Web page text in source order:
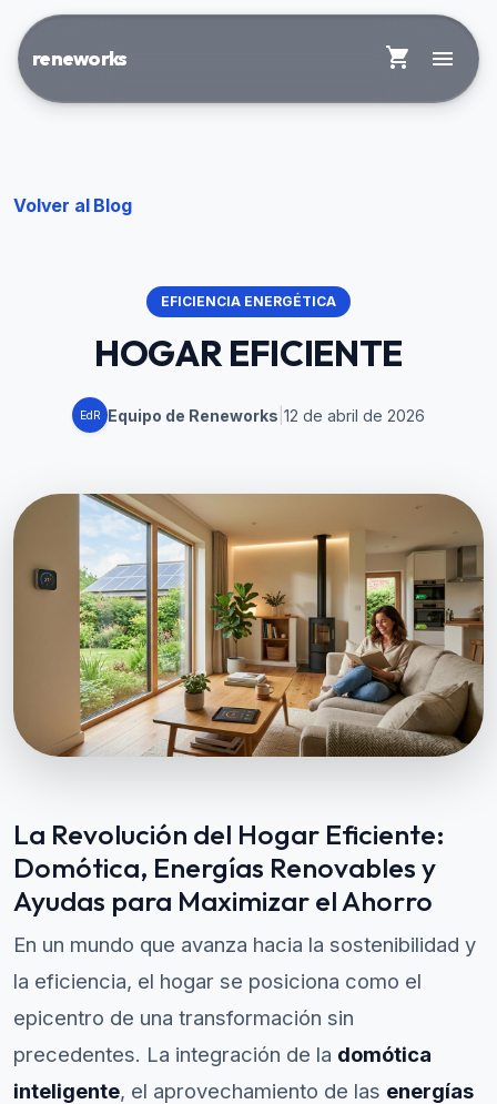
reneworks shopping_cart menu
Volver al Blog
EFICIENCIA ENERGÉTICA
HOGAR EFICIENTE
EdR Equipo de Reneworks 12 de abril de 2026
La Revolución del Hogar Eficiente:
Domótica, Energías Renovables y
Ayudas para Maximizar el Ahorro
En un mundo que avanza hacia la sostenibilidad y
la eficiencia, el hogar se posiciona como el
epicentro de una transformación sin
precedentes. La integración de la domótica
inteligente, el aprovechamiento de las energías